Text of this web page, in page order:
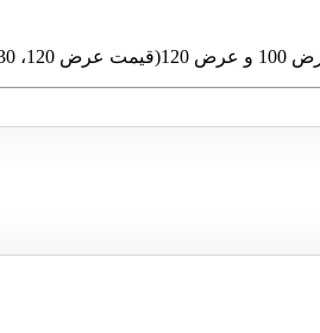
می باشد)شیشه سکوریت نشکن 8 میلیمترپایه های آلومینیومی مشکی براق